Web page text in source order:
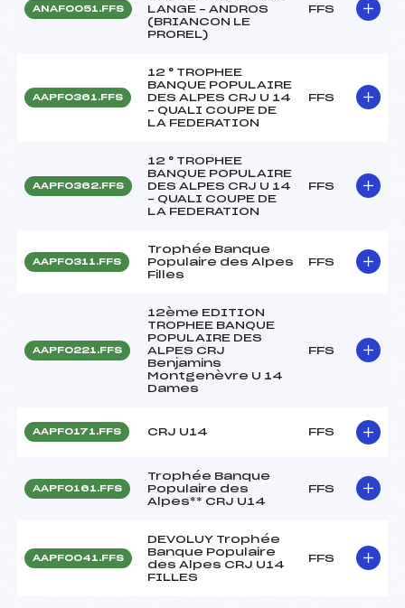
ANAF0051.FFS
LANGE – ANDROS
(BRIANCON LE
PROREL)
FFS
AAPF0361.FFS
12 ° TROPHEE
BANQUE POPULAIRE
DES ALPES CRJ U 14
– QUALI COUPE DE
LA FEDERATION
FFS
AAPF0362.FFS
12 ° TROPHEE
BANQUE POPULAIRE
DES ALPES CRJ U 14
– QUALI COUPE DE
LA FEDERATION
FFS
AAPF0311.FFS
Trophée Banque
Populaire des Alpes
Filles
FFS
AAPF0221.FFS
12ème EDITION
TROPHEE BANQUE
POPULAIRE DES
ALPES CRJ
Benjamins
Montgenèvre U 14
Dames
FFS
AAPF0171.FFS CRJ U14 FFS
AAPF0161.FFS
Trophée Banque
Populaire des
Alpes** CRJ U14
FFS
AAPF0041.FFS
DEVOLUY Trophée
Banque Populaire
des Alpes CRJ U14
FILLES
FFS